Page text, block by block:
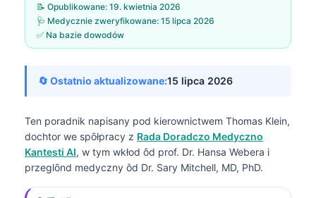
📝 Opublikowane: 19. kwietnia 2026
🩺 Medycznie zweryfikowane: 15 lipca 2026
✅ Na bazie dowodów
🔄 Ostatnio aktualizowane:15 lipca 2026
Ten poradnik napisany pod kierownictwem Thomas Klein,
dochtor we spōłpracy z Rada Doradczo Medyczno
Kantesti AI, w tym wkłod ôd prof. Dr. Hansa Webera i
przeglōnd medyczny ôd Dr. Sary Mitchell, MD, PhD.